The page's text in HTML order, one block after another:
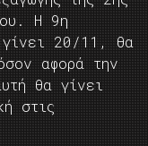
Η 9η
20/11, θα
αφορά την
θα γίνει
στις